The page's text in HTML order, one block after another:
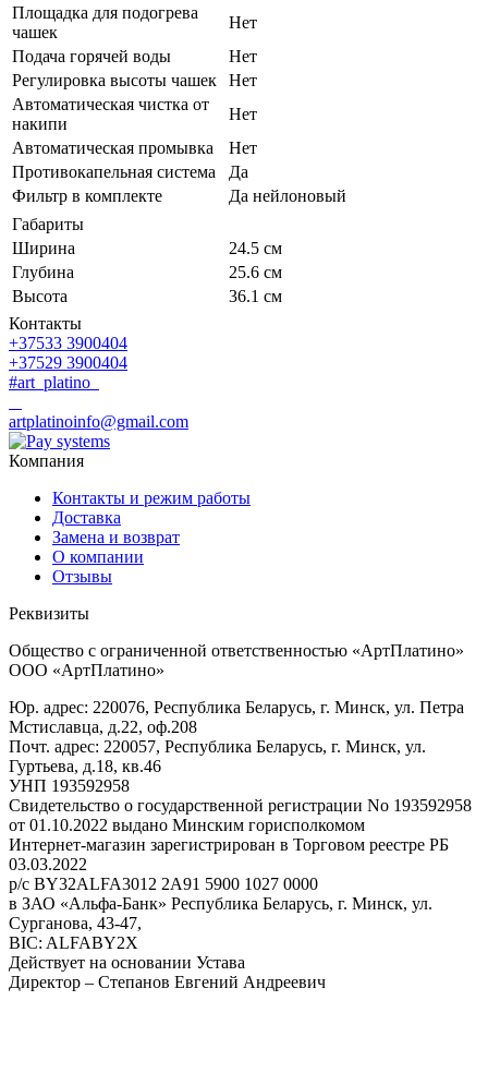
Площадка для подогрева
чашек
Нет
Подача горячей воды
Нет
Регулировка высоты чашек
Нет
Автоматическая чистка от
накипи
Нет
Автоматическая промывка
Нет
Противокапельная система
Да
Фильтр в комплекте
Да нейлоновый
Габариты
Ширина
24.5 см
Глубина
25.6 см
Высота
36.1 см
Контакты
+37533 3900404
+37529 3900404
#art_platino
artplatinoinfo@gmail.com
Компания
Контакты и режим работы
Доставка
Замена и возврат
О компании
Отзывы
Реквизиты
Общество с ограниченной ответственностью «АртПлатино»
ООО «АртПлатино»
Юр. адрес: 220076, Республика Беларусь, г. Минск, ул. Петра
Мстиславца, д.22, оф.208
Почт. адрес: 220057, Республика Беларусь, г. Минск, ул.
Гуртьева, д.18, кв.46
УНП 193592958
Свидетельство о государственной регистрации No 193592958
от 01.10.2022 выдано Минским горисполкомом
Интернет-магазин зарегистрирован в Торговом реестре РБ
03.03.2022
р/с BY32ALFA3012 2A91 5900 1027 0000
в ЗАО «Альфа-Банк» Республика Беларусь, г. Минск, ул.
Сурганова, 43-47,
BIC: ALFABY2X
Действует на основании Устава
Директор – Степанов Евгений Андреевич